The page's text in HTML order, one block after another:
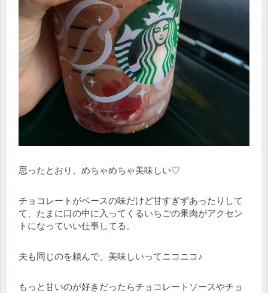
思ったとおり、めちゃめちゃ美味しい♡
チョコレートがベースの味だけど甘すぎずあったりして
て、たまに口の中に入ってくるいちごの果肉がアクセン
トになっていい仕事してる。
夫も同じのを頼んで、美味しいってニコニコ♪
もっと甘いのが好きだったらチョコレートソースやチョ